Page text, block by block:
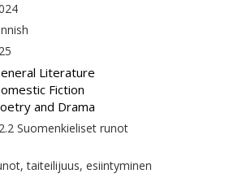
Literature
Fiction
and Drama
Suomenkieliset runot
taiteilijuus, esiintyminen